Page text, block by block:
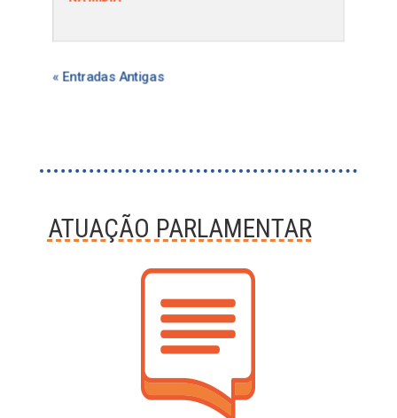
« Entradas Antigas
ATUAÇÃO PARLAMENTAR